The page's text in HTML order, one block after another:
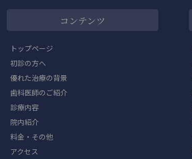
コンテンツ
トップページ
初診の方へ
優れた治療の背景
歯科医師のご紹介
診療内容
院内紹介
料金・その他
アクセス